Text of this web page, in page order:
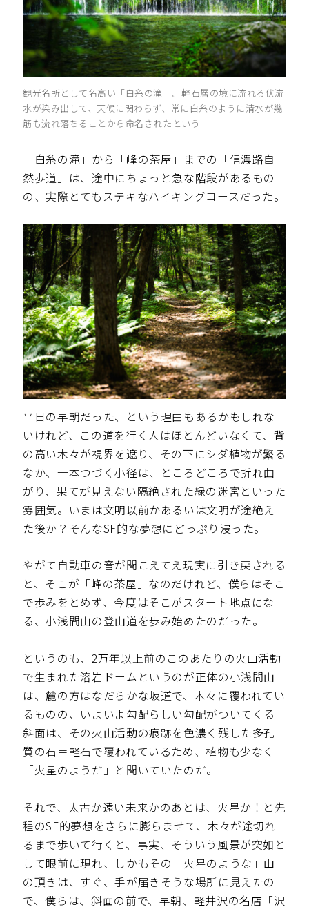
観光名所として名高い「白糸の滝」。軽石層の境に流れる伏流
水が染み出して、天候に関わらず、常に白糸のように清水が幾
筋も流れ落ちることから命名されたという
「白糸の滝」から「峰の茶屋」までの「信濃路自
然歩道」は、途中にちょっと急な階段があるもの
の、実際とてもステキなハイキングコースだった。
平日の早朝だった、という理由もあるかもしれな
いけれど、この道を行く人はほとんどいなくて、背
の高い木々が視界を遮り、その下にシダ植物が繁る
なか、一本つづく小径は、ところどころで折れ曲
がり、果てが見えない隔絶された緑の迷宮といった
雰囲気。いまは文明以前かあるいは文明が途絶え
た後か？そんなSF的な夢想にどっぷり浸った。
やがて自動車の音が聞こえてえ現実に引き戻される
と、そこが「峰の茶屋」なのだけれど、僕らはそこ
で歩みをとめず、今度はそこがスタート地点にな
る、小浅間山の登山道を歩み始めたのだった。
というのも、2万年以上前のこのあたりの火山活動
で生まれた溶岩ドームというのが正体の小浅間山
は、麓の方はなだらかな坂道で、木々に覆われてい
るものの、いよいよ勾配らしい勾配がついてくる
斜面は、その火山活動の痕跡を色濃く残した多孔
質の石＝軽石で覆われているため、植物も少なく
「火星のようだ」と聞いていたのだ。
それで、太古か遠い未来かのあとは、火星か！と先
程のSF的夢想をさらに膨らませて、木々が途切れ
るまで歩いて行くと、事実、そういう風景が突如と
して眼前に現れ、しかもその「火星のような」山
の頂きは、すぐ、手が届きそうな場所に見えたの
で、僕らは、斜面の前で、早朝、軽井沢の名店「沢